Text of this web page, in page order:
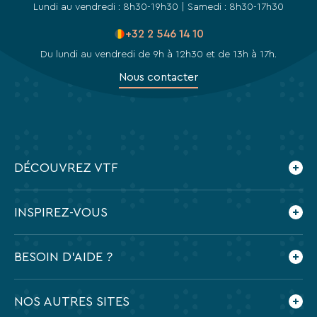
ou
d’info
politique
sur
page
mentions
Lundi au vendredi : 8h30-19h30 | Samedi : 8h30-17h30
+32 2 546 14 10
Du lundi au vendredi de 9h à 12h30 et de 13h à 17h.
Nous contacter
DÉCOUVREZ VTF
Nos agences
Espace presse
INSPIREZ-VOUS
BESOIN D'AIDE ?
NOS AUTRES SITES